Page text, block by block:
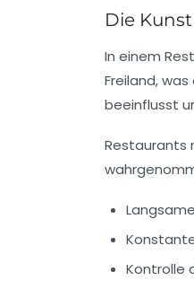
Die
In einem
Freiland,
beeinflusst
Restaurants
Kontrolle